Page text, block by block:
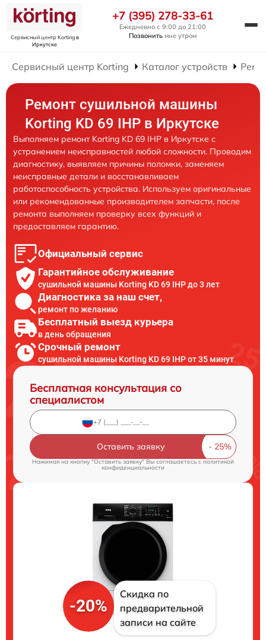
Сервисный центр Kortingв
Иркутске
+7 (395) 278-33-61
Ежедневно с 9:00 до 21:00
Позвонить мне утром
Сервисный центр Korting Каталог устройств
Ремонт сушильной машины
Korting KD 69 IHP в Иркутске
Выполняем ремонт Korting KD 69 IHP в Иркутске с
устранением неисправностей любой сложности. Проводим
диагностику, выявляем причины поломки, заменяем
неисправные детали и восстанавливаем
работоспособность устройства. Используем оригинальные
или рекомендованные производителем запчасти, после
ремонта выполняем проверку всех функций и
предоставляем гарантию.
Официальный сервис
Гарантийное обслуживание
сушильной машины Korting KD 69 IHP до 3 лет
Диагностика за наш счет,
ремонт по желанию
Бесплатный выезд курьера
в день обращения
Срочный ремонт
сушильной машины Korting KD 69 IHP от 35 минут
Бесплатная консультация со
специалистом
Оставить заявку
Нажимая на кнопку "Оставить заявку" Вы соглашаетесь cполитикой
конфиденциальности
-20%
Скидка по
предварительной
записи на сайте